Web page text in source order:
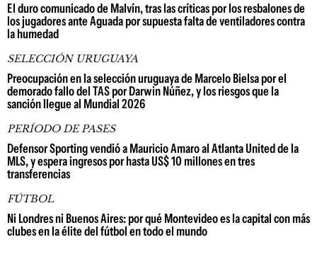
El duro comunicado de Malvín, tras las críticas por los resbalones de
los jugadores ante Aguada por supuesta falta de ventiladores contra
la humedad
SELECCIÓN URUGUAYA
Preocupación en la selección uruguaya de Marcelo Bielsa por el
demorado fallo del TAS por Darwin Núñez, y los riesgos que la
sanción llegue al Mundial 2026
PERÍODO DE PASES
Defensor Sporting vendió a Mauricio Amaro al Atlanta United de la
MLS, y espera ingresos por hasta US$ 10 millones en tres
transferencias
FÚTBOL
Ni Londres ni Buenos Aires: por qué Montevideo es la capital con más
clubes en la élite del fútbol en todo el mundo